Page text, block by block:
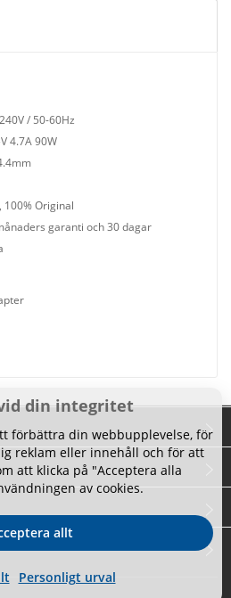
/ 50-60Hz
4.7A 90W
100% Original
garanti och 30 dagar
din integritet
förbättra din webbupplevelse, för
reklam eller innehåll och för att
att klicka på "Acceptera alla
av cookies.
Personligt urval
allt